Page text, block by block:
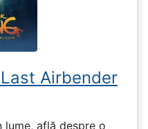
Airbender
lume, află despre o